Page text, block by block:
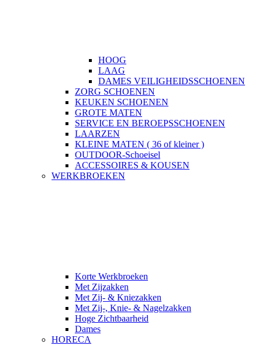
HOOG
LAAG
DAMES VEILIGHEIDSSCHOENEN
ZORG SCHOENEN
KEUKEN SCHOENEN
GROTE MATEN
SERVICE EN BEROEPSSCHOENEN
LAARZEN
KLEINE MATEN ( 36 of kleiner )
OUTDOOR-Schoeisel
ACCESSOIRES & KOUSEN
WERKBROEKEN
Korte Werkbroeken
Met Zijzakken
Met Zij- & Kniezakken
Met Zij-, Knie- & Nagelzakken
Hoge Zichtbaarheid
Dames
HORECA